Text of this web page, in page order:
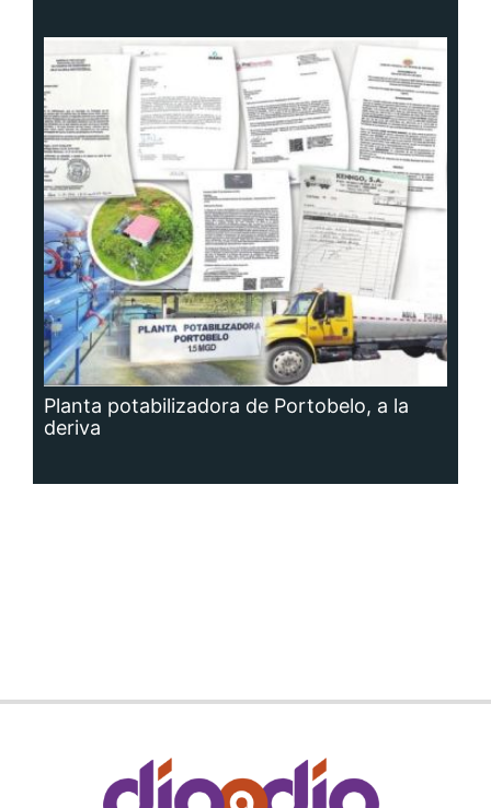
Planta potabilizadora de Portobelo, a la
deriva